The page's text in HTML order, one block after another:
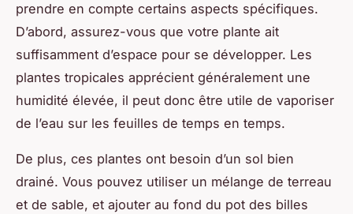
prendre en compte certains aspects spécifiques.
D’abord, assurez-vous que votre plante ait
suffisamment d’espace pour se développer. Les
plantes tropicales apprécient généralement une
humidité élevée, il peut donc être utile de vaporiser
de l’eau sur les feuilles de temps en temps.
De plus, ces plantes ont besoin d’un sol bien
drainé. Vous pouvez utiliser un mélange de terreau
et de sable, et ajouter au fond du pot des billes